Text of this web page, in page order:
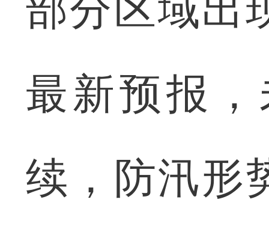
部分区域出
最新预报
续，防汛形